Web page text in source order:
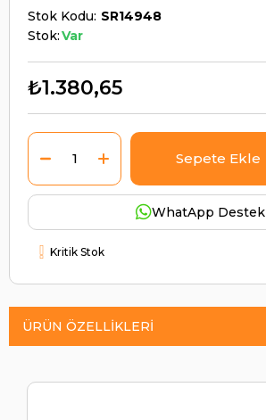
Stok Kodu SR14948
Stok:Var
₺1.380,65
WhatApp Destek
Kritik Stok
ÜRÜN ÖZELLIKLERI